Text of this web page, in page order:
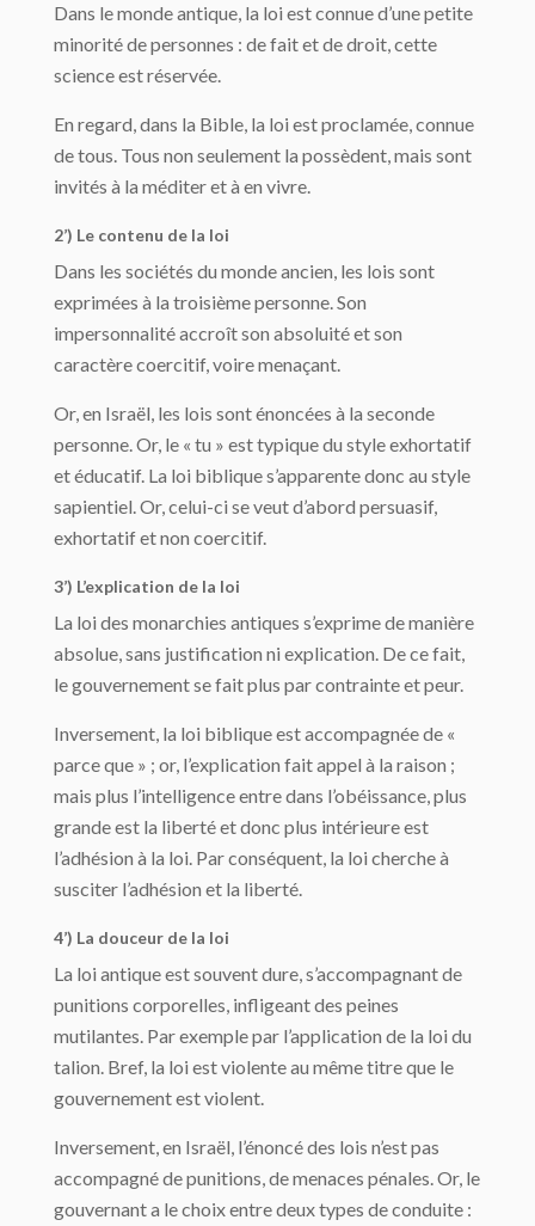
Dans le monde antique, la loi est connue d’une petite
minorité de personnes : de fait et de droit, cette
science est réservée.
En regard, dans la Bible, la loi est proclamée, connue
de tous. Tous non seulement la possèdent, mais sont
invités à la méditer et à en vivre.
2’) Le contenu de la loi
Dans les sociétés du monde ancien, les lois sont
exprimées à la troisième personne. Son
impersonnalité accroît son absoluité et son
caractère coercitif, voire menaçant.
Or, en Israël, les lois sont énoncées à la seconde
personne. Or, le « tu » est typique du style exhortatif
et éducatif. La loi biblique s’apparente donc au style
sapientiel. Or, celui-ci se veut d’abord persuasif,
exhortatif et non coercitif.
3’) L’explication de la loi
La loi des monarchies antiques s’exprime de manière
absolue, sans justification ni explication. De ce fait,
le gouvernement se fait plus par contrainte et peur.
Inversement, la loi biblique est accompagnée de «
parce que » ; or, l’explication fait appel à la raison ;
mais plus l’intelligence entre dans l’obéissance, plus
grande est la liberté et donc plus intérieure est
l’adhésion à la loi. Par conséquent, la loi cherche à
susciter l’adhésion et la liberté.
4’) La douceur de la loi
La loi antique est souvent dure, s’accompagnant de
punitions corporelles, infligeant des peines
mutilantes. Par exemple par l’application de la loi du
talion. Bref, la loi est violente au même titre que le
gouvernement est violent.
Inversement, en Israël, l’énoncé des lois n’est pas
accompagné de punitions, de menaces pénales. Or, le
gouvernant a le choix entre deux types de conduite :